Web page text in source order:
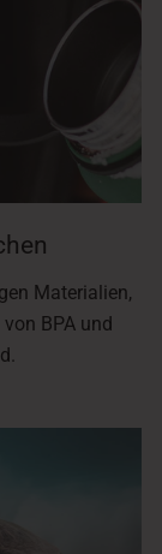
Materialien,
BPA und